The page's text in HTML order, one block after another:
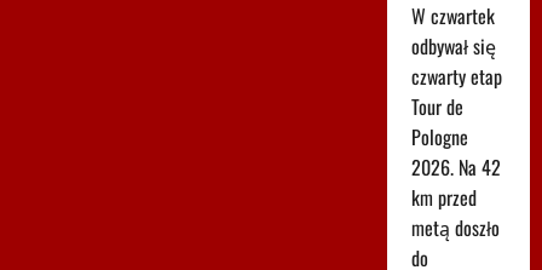
W czwartek
odbywał się
czwarty etap
Tour de
Pologne
2026. Na 42
km przed
metą doszło
do